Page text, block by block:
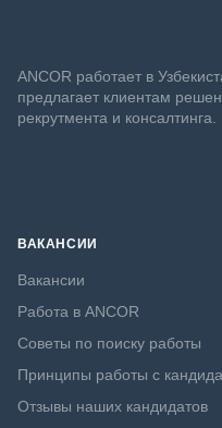
ANСOR работает в
предлагает клиентам
рекрутмента и консалтинга.
ВАКАНСИИ
Вакансии
Работа в ANCOR
Советы по поиску работы
Принципы работы с
Отзывы наших кандидатов